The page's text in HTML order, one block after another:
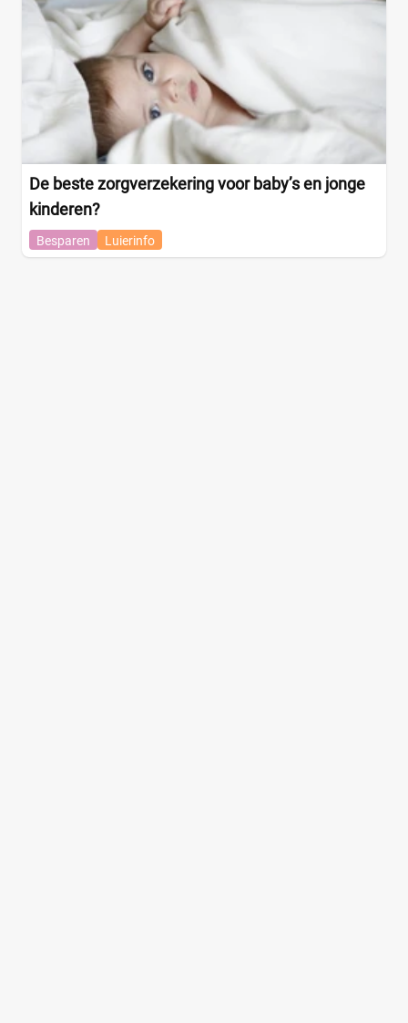
De beste zorgverzekering voor baby’s en jonge
kinderen?
Besparen Luierinfo